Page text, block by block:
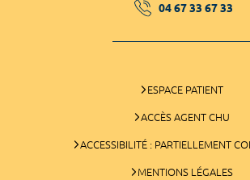
04 67 33 67 33
ESPACE PATIENT
ACCÈS AGENT CHU
ACCESSIBILITÉ : PARTIELLEMENT
MENTIONS LÉGALES